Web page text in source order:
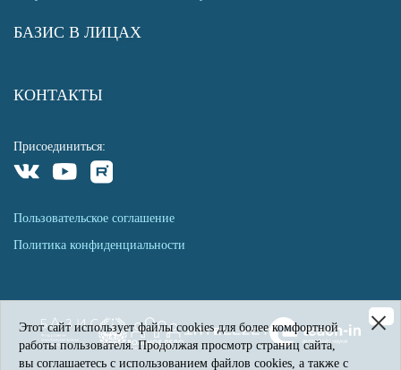
Этот сайт использует файлы cookies для более комфортной
работы пользователя. Продолжая просмотр страниц сайта,
вы соглашаетесь с использованием файлов cookies, а также с
БАЗИС В ЛИЦАХ
КОНТАКТЫ
Присоединиться:
Пользовательское соглашение
Политика конфиденциальности